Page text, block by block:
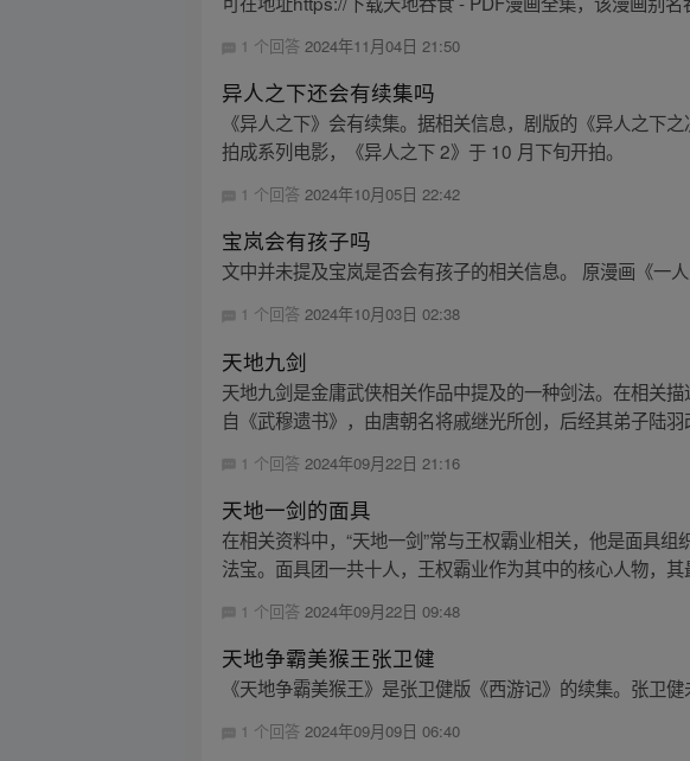
1 个回答2024年11月04日 21:50
异人之下还会有续集吗
《异人之下》会有续集。据相关信息，剧版的《异人之下
拍成系列电影，《异人之下 2》于 10 月下旬开拍。
1 个回答2024年10月05日 22:42
宝岚会有孩子吗
文中并未提及宝岚是否会有孩子的相关信息。 原漫画《一
1 个回答2024年10月03日 02:38
天地九剑
天地九剑是金庸武侠相关作品中提及的一种剑法。在相关
自《武穆遗书》，由唐朝名将戚继光所创，后经其弟子陆
1 个回答 2024年09月22日 21:16
天地一剑的面具
在相关资料中，“天地一剑”常与王权霸业相关，他是面具
法宝。面具团一共十人，王权霸业作为其中的核心人物，
1 个回答 2024年09月22日 09:48
天地争霸美猴王张卫健
《天地争霸美猴王》是张卫健版《西游记》的续集。张卫
1 个回答2024年09月09日 06:40